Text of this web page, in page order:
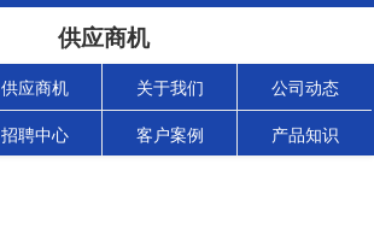
供应商机
供应商机 关于我们 公司动态
招聘中心 客户案例 产品知识